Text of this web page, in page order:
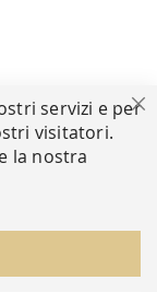
servizi e per
visitatori.
la nostra